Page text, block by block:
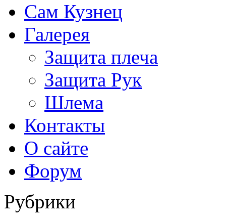
Сам Кузнец
Галерея
Защита плеча
Защита Рук
Шлема
Контакты
О сайте
Форум
Рубрики